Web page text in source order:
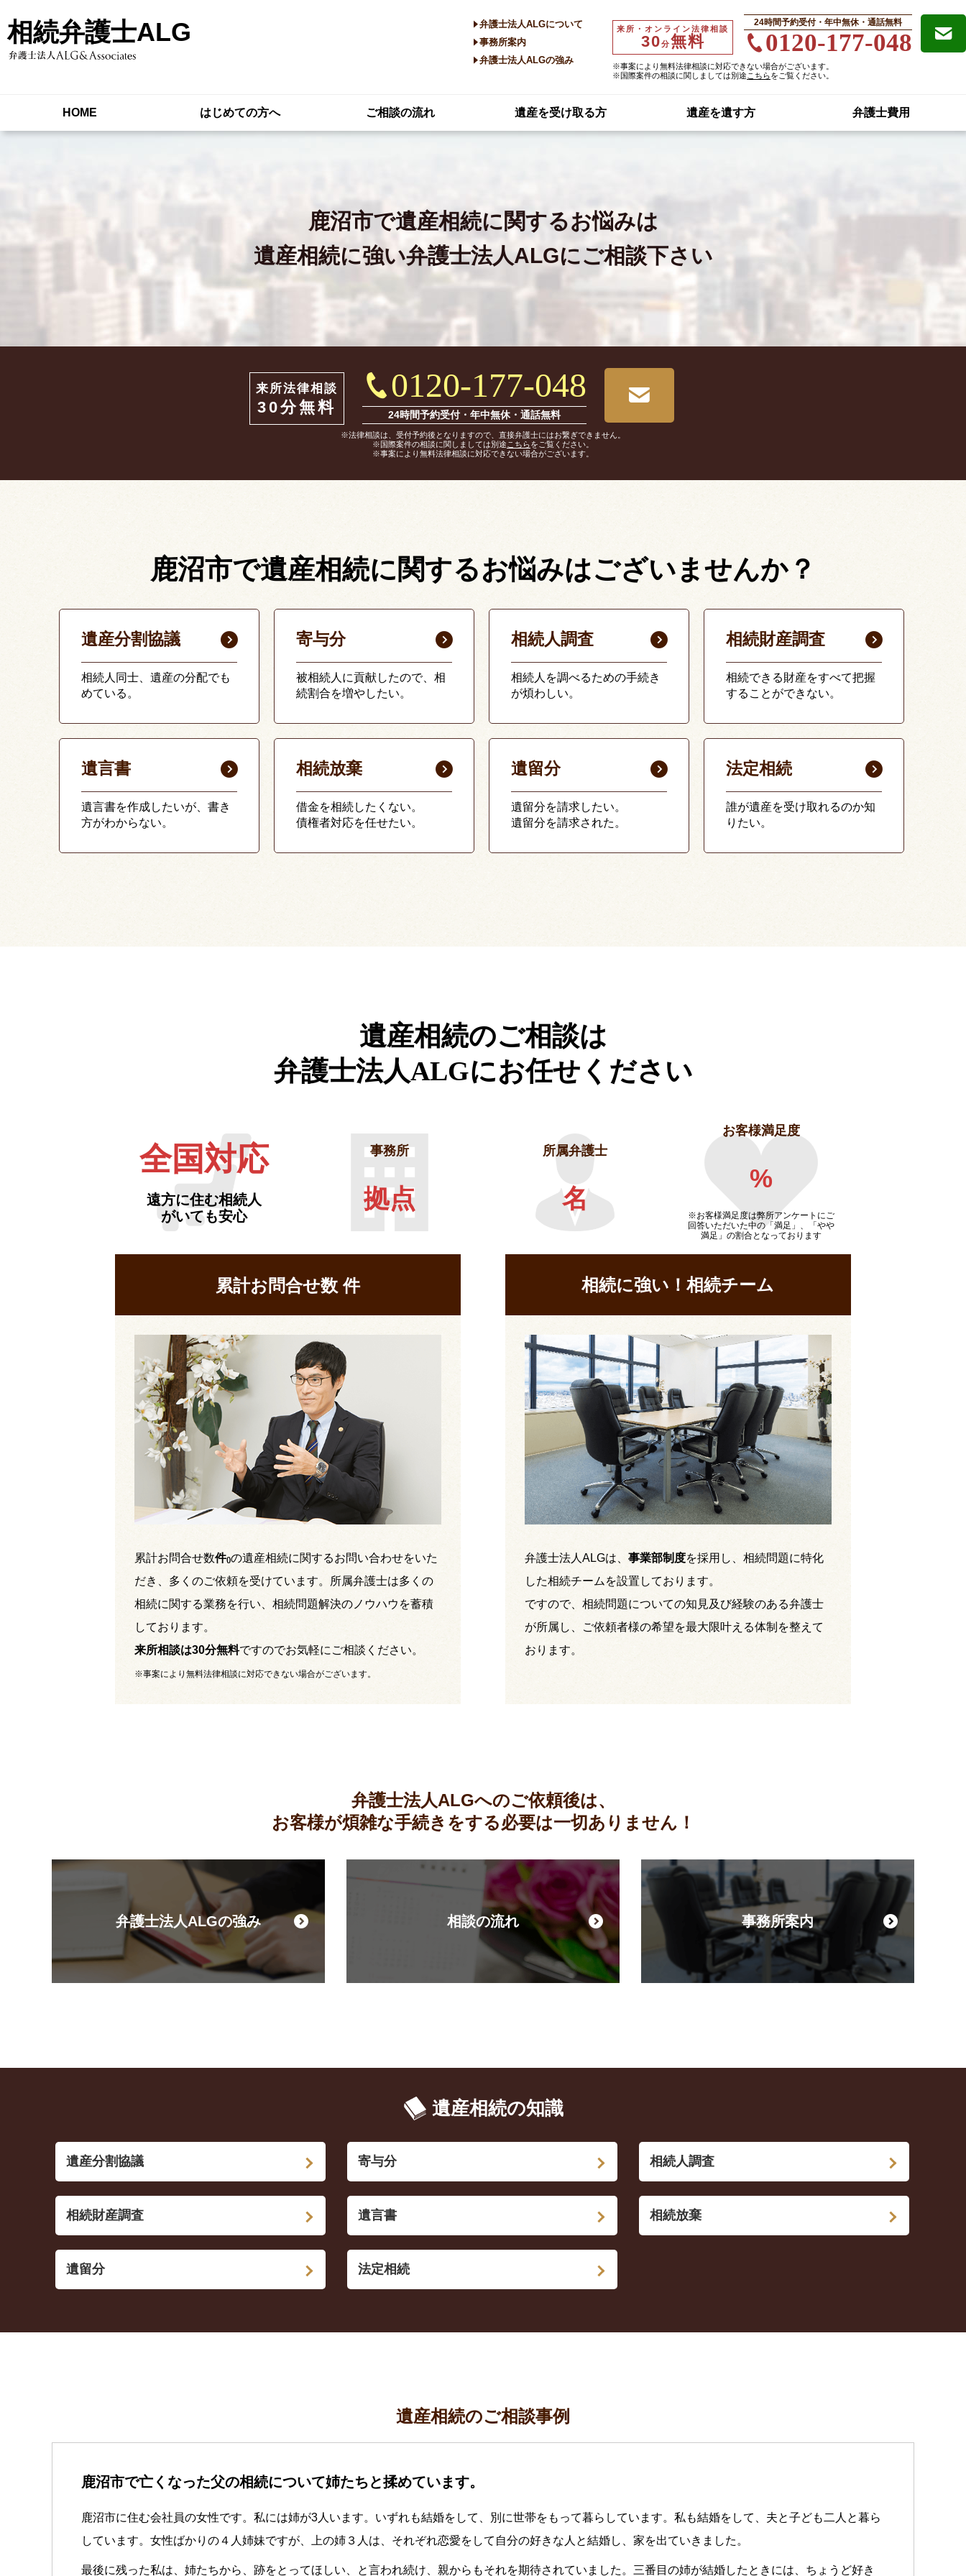
相続弁護士ALG 来所・オンライン法律相談
30分無料
24時間予約受付・年中無休・通話無料
0120-177-048
※事案により無料法律相談に対応できない場合がございます。
※国際案件の相談に関しましては別途 こちらをご覧ください。
弁護士法人ALGについて
事務所案内
弁護士法人ALGの強み
HOME はじめての方へ ご相談の流れ 遺産を受け取る方 遺産を遺す方 弁護士費用
鹿沼市で遺産相続に関するお悩みは
遺産相続に強い弁護士法人ALGにご相談下さい
来所法律相談
30分無料
0120-177-048
24時間予約受付・年中無休・通話無料
※法律相談は、受付予約後となりますので、直接弁護士にはお繋ぎできません。
※国際案件の相談に関しましては別途 こちらをご覧ください。
※事案により無料法律相談に対応できない場合がございます。
鹿沼市で遺産相続に関するお悩みはございませんか？
遺産分割協議
相続人同士、遺産の分配でも
めている。
寄与分
被相続人に貢献したので、相
続割合を増やしたい。
相続人調査
相続人を調べるための手続き
が煩わしい。
相続財産調査
相続できる財産をすべて把握
することができない。
遺言書
遺言書を作成したいが、書き
方がわからない。
相続放棄
借金を相続したくない。
債権者対応を任せたい。
遺留分
遺留分を請求したい。
遺留分を請求された。
法定相続
誰が遺産を受け取れるのか知
りたい。
遺産相続のご相談は
弁護士法人ALGにお任せください
全国対応
遠方に住む相続人
がいても安心
事務所
拠点
所属弁護士
名
お客様満足度
%
※お客様満足度は弊所アンケートにご
回答いただいた中の「満足」、「やや
満足」の割合となっております
累計お問合せ数件
累計お問合せ数件()の遺産相続に関するお問い合わせをいた
だき、多くのご依頼を受けています。所属弁護士は多くの
相続に関する業務を行い、相続問題解決のノウハウを蓄積
しております。
来所相談は30分無料ですのでお気軽にご相談ください。
※事案により無料法律相談に対応できない場合がございます。
相続に強い！相続チーム
弁護士法人ALGは、 事業部制度を採用し、相続問題に特化
した相続チームを設置しております。
ですので、相続問題についての知見及び経験のある弁護士
が所属し、ご依頼者様の希望を最大限叶える体制を整えて
おります。
弁護士法人ALGへのご依頼後は、
お客様が煩雑な手続きをする必要は一切ありません！
弁護士法人ALGの強み 相談の流れ 事務所案内
遺産相続の知識
遺産分割協議 寄与分 相続人調査
相続財産調査 遺言書 相続放棄
遺留分 法定相続
遺産相続のご相談事例
鹿沼市で亡くなった父の相続について姉たちと揉めています。
鹿沼市に住む会社員の女性です。私には姉が3人います。いずれも結婚をして、別に世帯をもって暮らしています。私も結婚をして、夫と子ども二人と暮ら
しています。女性ばかりの４人姉妹ですが、上の姉３人は、それぞれ恋愛をして自分の好きな人と結婚し、家を出ていきました。
最後に残った私は、姉たちから、跡をとってほしい、と言われ続け、親からもそれを期待されていました。三番目の姉が結婚したときには、ちょうど好き